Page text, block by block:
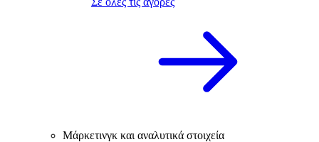
Μάρκετινγκ και αναλυτικά στοιχεία